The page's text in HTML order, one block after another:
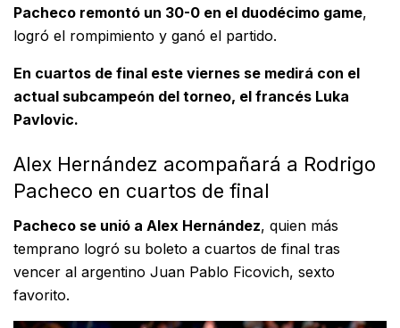
Pacheco remontó un 30-0 en el duodécimo game,
logró el rompimiento y ganó el partido.
En cuartos de final este viernes se medirá con el
actual subcampeón del torneo, el francés Luka
Pavlovic.
Alex Hernández acompañará a Rodrigo
Pacheco en cuartos de final
Pacheco se unió a Alex Hernández, quien más
temprano logró su boleto a cuartos de final tras
vencer al argentino Juan Pablo Ficovich, sexto
favorito.